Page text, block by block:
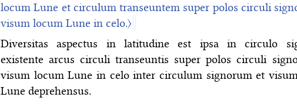
locum Lune et circulum transeuntem super polos circuli
visum locum Lune in celo.〉
Diversitas aspectus in latitudine est ipsa in circulo
existente arcus circuli transeuntis super polos circuli
visum locum Lune in celo inter circulum signorum et
Lune deprehensus.